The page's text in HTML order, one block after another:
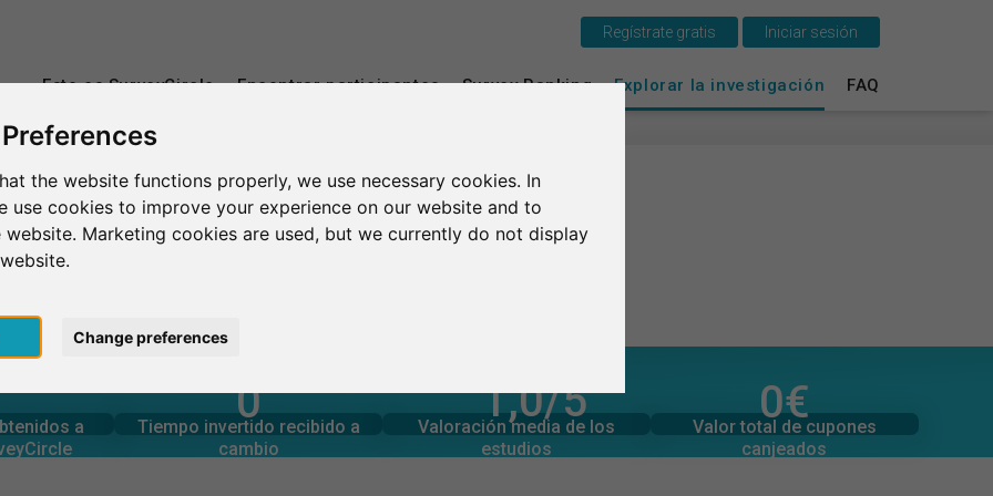
the website functions properly, we use necessary cookies. In
use cookies to improve your experience on our website and to
website. Marketing cookies are used, but we currently do not display
Change preferences
Esto es SurveyCircle Encontrar participantes Survey Ranking Explorar la investigación FAQ
Regístrate gratis Iniciar sesión
Montclair Montclair State University
a
en 0
Tiempo invertido recibido a
cambio
0
Tiempo invertido en otros
estudios 1,0/5
Valoración media de los
estudios
0
Número total de valoraciones 0€
Valor total de cupones
canjeados
0€
Valor total de donaciones
Esto es SurveyCircle
English